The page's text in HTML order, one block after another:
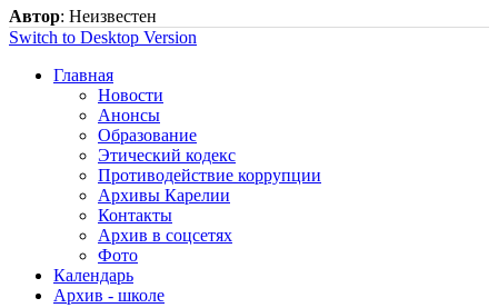
Автор: Неизвестен
Switch to Desktop Version
Главная
Новости
Анонсы
Образование
Этический кодекс
Противодействие коррупции
Архивы Карелии
Контакты
Архив в соцсетях
Фото
Календарь
Архив - школе